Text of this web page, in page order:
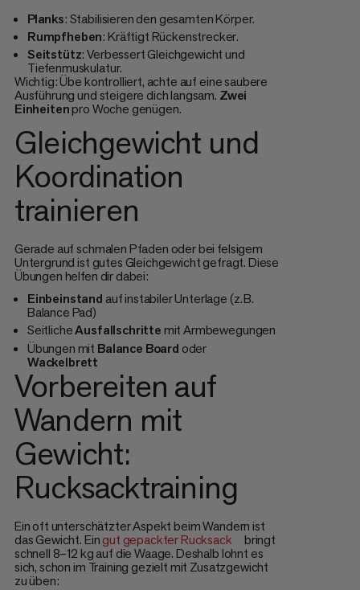
Planks: Stabilisieren den gesamten Körper.
Rumpfheben: Kräftigt Rückenstrecker.
Seitstütz: Verbessert Gleichgewicht und
Tiefenmuskulatur.
Wichtig: Übe kontrolliert, achte auf eine saubere
Ausführung und steigere dich langsam. Zwei
Einheitenpro Woche genügen.
Gleichgewicht und
Koordination
trainieren
Gerade auf schmalen Pfaden oder bei felsigem
Untergrund ist gutes Gleichgewicht gefragt. Diese
Übungen helfen dir dabei:
Einbeinstand auf instabiler Unterlage (z. B.
Balance Pad)
SeitlicheAusfallschrittemit Armbewegungen
Übungen mit Balance Board oder
Wackelbrett
Vorbereiten auf
Wandern mit
Gewicht:
Rucksacktraining
Ein oft unterschätzter Aspekt beim Wandern ist
das Gewicht. Eingut gepackter Rucksack
bringt
schnell 8–12 kg auf die Waage. Deshalb lohnt es
sich, schon im Training gezielt mit Zusatzgewicht
zu üben: